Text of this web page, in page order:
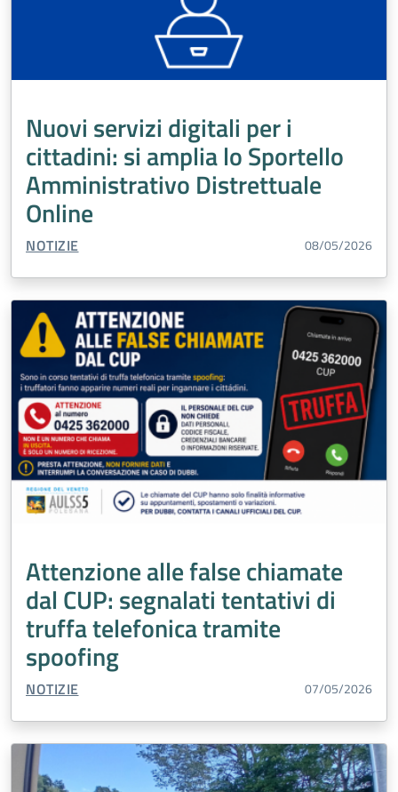
Nuovi servizi digitali per i
cittadini: si amplia lo Sportello
Amministrativo Distrettuale
Online
TIPO CONTENUTO:
NOTIZIE 08/05/2026
Attenzione alle false chiamate
dal CUP: segnalati tentativi di
truffa telefonica tramite
spoofing
TIPO CONTENUTO:
NOTIZIE 07/05/2026